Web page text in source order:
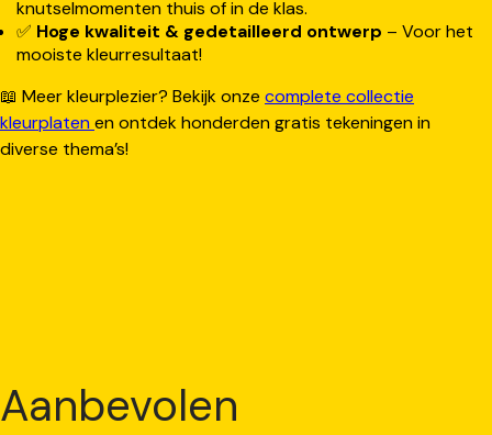
knutselmomenten thuis of in de klas.
✅ Hoge kwaliteit & gedetailleerd ontwerp – Voor het
mooiste kleurresultaat!
📖 Meer kleurplezier? Bekijk onze complete collectie
kleurplatenen ontdek honderden gratis tekeningen in
diverse thema’s!
Aanbevolen